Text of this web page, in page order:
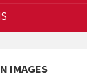
rurals
IMAGES